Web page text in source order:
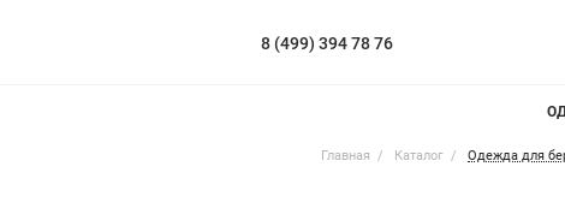
8 (499) 394 78 76
Главная Каталог Одежда для